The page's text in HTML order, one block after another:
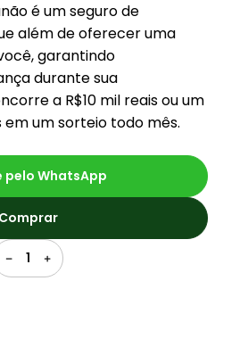
é um seguro de
além de oferecer uma
garantindo
durante sua
a R$10 mil reais ou um
um sorteio todo mês.
1
Comprar
pelo WhatsApp